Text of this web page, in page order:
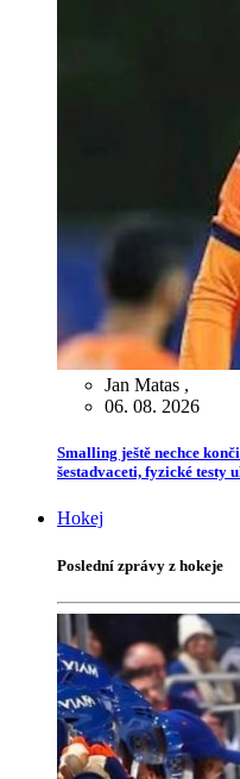
Jan Matas ,
06. 08. 2026
Smalling ještě nechce
šestadvaceti, fyzické testy
Hokej
Poslední zprávy z hokeje